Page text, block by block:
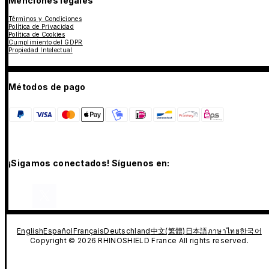
Términos y Condiciones
Política de Privacidad
Política de Cookies
Cumplimiento del GDPR
Propiedad Intelectual
Métodos de pago
¡Sigamos conectados! Síguenos en:
EnglishEspañolFrançaisDeutschland中文(繁體) 日本語ภาษาไทย한국어
Copyright © 2026 RHINOSHIELD France All rights reserved.